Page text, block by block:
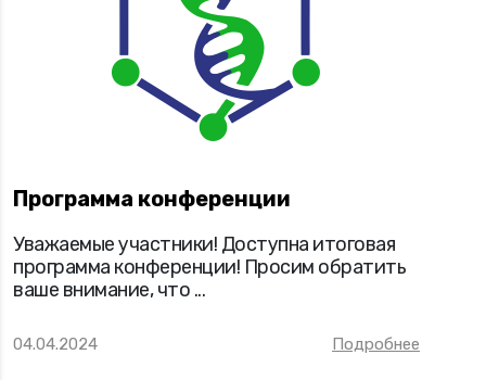
Программа конференции
Уважаемые участники! Доступна итоговая
программа конференции! Просим обратить
ваше внимание, что ...
04.04.2024 Подробнее